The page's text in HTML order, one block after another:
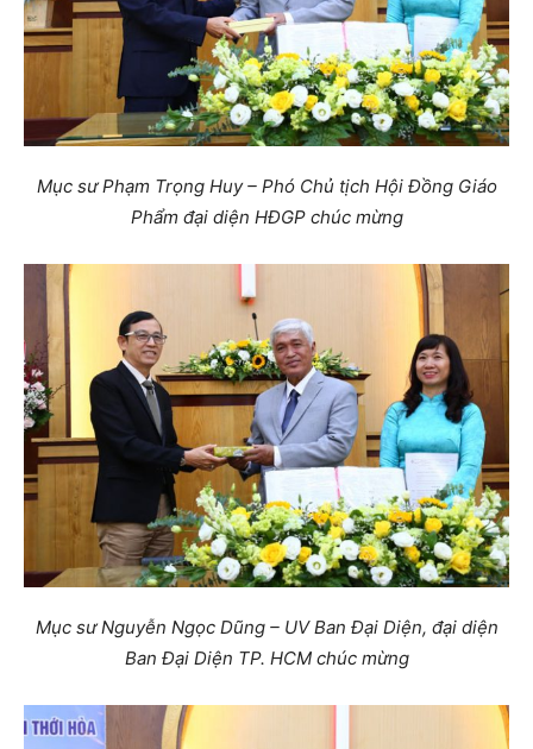
Mục sư Phạm Trọng Huy – Phó Chủ tịch Hội Đồng Giáo
Phẩm đại diện HĐGP chúc mừng
Mục sư Nguyễn Ngọc Dũng – UV Ban Đại Diện, đại diện
Ban Đại Diện TP. HCM chúc mừng